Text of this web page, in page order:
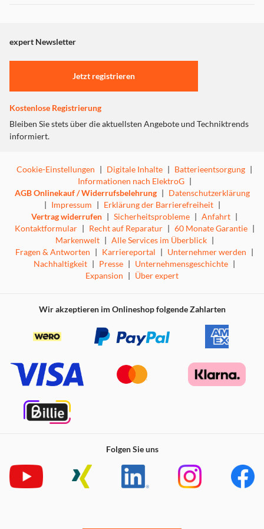
"Marketing".
Einstellungen anpassen
expert Newsletter
Jetzt registrieren
Kostenlose Registrierung
Bleiben Sie stets über die aktuellsten Angebote und Techniktrends
informiert.
Cookie-Einstellungen | Digitale Inhalte | Batterieentsorgung |
Informationen nach ElektroG |
AGB Onlinekauf / Widerrufsbelehrung | Datenschutzerklärung
| Impressum | Erklärung der Barrierefreiheit |
Vertrag widerrufen | Sicherheitsprobleme | Anfahrt |
Kontaktformular | Recht auf Reparatur | 60 Monate Garantie |
Markenwelt | Alle Services im Überblick |
Fragen & Antworten | Karriereportal | Unternehmer werden |
Nachhaltigkeit | Presse | Unternehmensgeschichte |
Expansion | Über expert
Wir akzeptieren im Onlineshop folgende Zahlarten
Folgen Sie uns